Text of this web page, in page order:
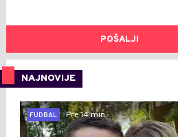
POŠALJI
NAJNOVIJE
FUDBAL
Pre 14 min